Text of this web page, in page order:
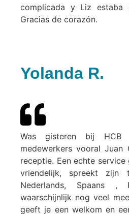
complicada y Liz estaba
Gracias de corazón.
Yolanda R.
Was gisteren bij HCB
medewerkers vooral
receptie. Een echte
vriendelijk, spreekt
Nederlands, Spaans ,
waarschijnlijk nog veel
geeft je een welkom en